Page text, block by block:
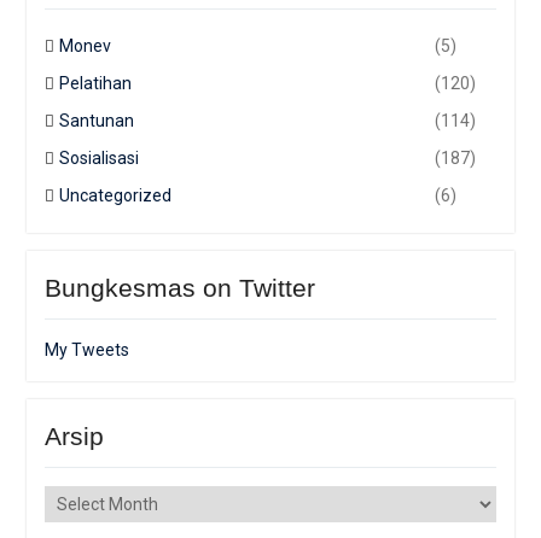
Monev
(5)
Pelatihan
(120)
Santunan
(114)
Sosialisasi
(187)
Uncategorized
(6)
Bungkesmas on Twitter
My Tweets
Arsip
Arsip